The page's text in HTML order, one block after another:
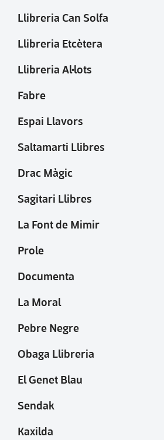
Llibreria Can Solfa
Llibreria Etcètera
Llibreria Al·lots
Fabre
Espai Llavors
Saltamarti Llibres
Drac Màgic
Sagitari Llibres
La Font de Mimir
Prole
Documenta
La Moral
Pebre Negre
Obaga Llibreria
El Genet Blau
Sendak
Kaxilda